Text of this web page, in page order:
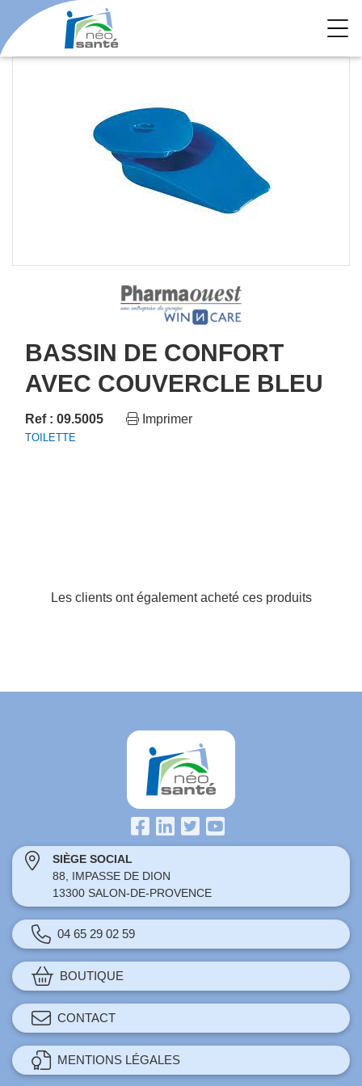
BASSIN DE CONFORT
AVEC COUVERCLE BLEU
Ref : 09.5005 Imprimer
TOILETTE
Les clients ont également acheté ces produits
SIÈGE SOCIAL
88, IMPASSE DE DION
13300 SALON-DE-PROVENCE
04 65 29 02 59
BOUTIQUE
CONTACT
MENTIONS LÉGALES